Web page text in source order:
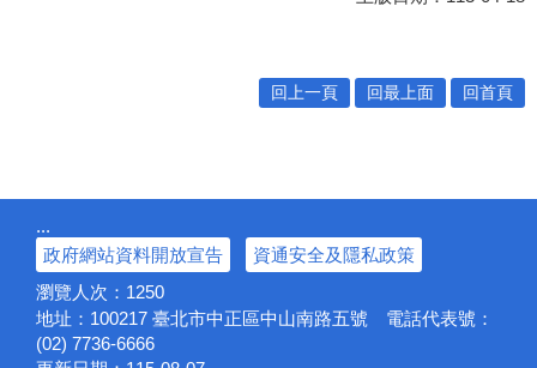
回上一頁 回最上面 回首頁
:::
政府網站資料開放宣告
資通安全及隱私政策
瀏覽人次： 1250
地址：100217 臺北市中正區中山南路五號 電話代表號：
(02) 7736-6666